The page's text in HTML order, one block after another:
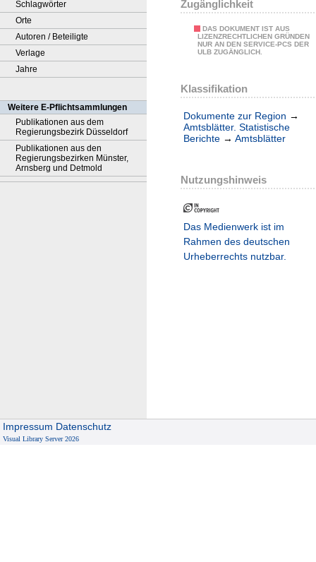
Schlagwörter
Orte
Autoren / Beteiligte
Verlage
Jahre
Weitere E-Pflichtsammlungen
Publikationen aus dem
Regierungsbezirk Düsseldorf
Publikationen aus den
Regierungsbezirken Münster,
Arnsberg und Detmold
Zugänglichkeit
DAS DOKUMENT IST AUS
LIZENZRECHTLICHEN GRÜNDEN
NUR AN DEN SERVICE-PCS DER
ULB ZUGÄNGLICH.
Klassifikation
Dokumente zur Region →
Amtsblätter. Statistische
Berichte → Amtsblätter
Nutzungshinweis
Das Medienwerk ist im
Rahmen des deutschen
Urheberrechts nutzbar.
Impressum Datenschutz
Visual Library Server 2026